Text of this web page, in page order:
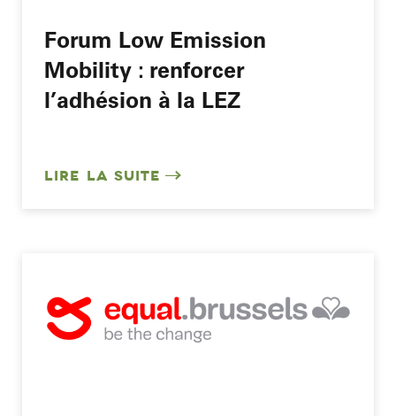
Forum Low Emission
Mobility : renforcer
l’adhésion à la LEZ
LIRE LA SUITE